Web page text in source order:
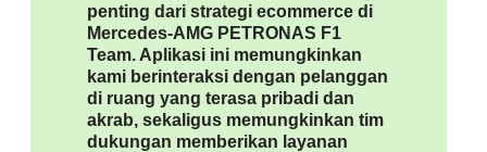
penting dari strategi ecommerce di
Mercedes-AMG PETRONAS F1
Team. Aplikasi ini memungkinkan
kami berinteraksi dengan pelanggan
di ruang yang terasa pribadi dan
akrab, sekaligus memungkinkan tim
dukungan memberikan layanan